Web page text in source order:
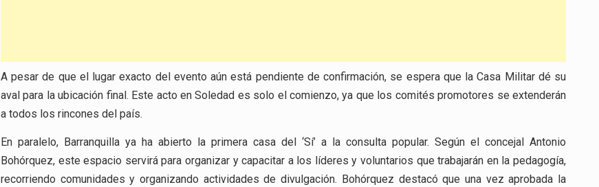
A pesar de que el lugar exacto del evento aún está pendiente de confirmación, se espera que la Casa Militar dé su
aval para la ubicación final. Este acto en Soledad es solo el comienzo, ya que los comités promotores se extenderán
a todos los rincones del país.
En paralelo, Barranquilla ya ha abierto la primera casa del ‘Sí’ a la consulta popular. Según el concejal Antonio
Bohórquez, este espacio servirá para organizar y capacitar a los líderes y voluntarios que trabajarán en la pedagogía,
recorriendo comunidades y organizando actividades de divulgación. Bohórquez destacó que una vez aprobada la